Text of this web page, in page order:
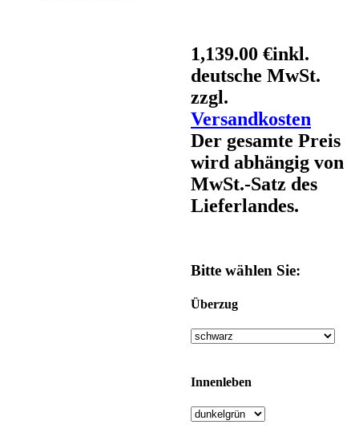
1,139.00 €inkl.
deutsche MwSt.
zzgl.
Versandkosten
Der gesamte Preis
wird abhängig von
MwSt.-Satz des
Lieferlandes.
Bitte wählen Sie:
Überzug
Innenleben